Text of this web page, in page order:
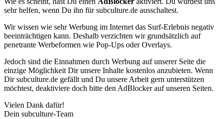
sehr helfen, wenn Du ihn für subculture.de ausschaltest.
Wir wissen wie sehr Werbung im Internet das Surf-Erlebnis negativ
beeinträchtigen kann. Deshalb verzichten wir grundsätzlich auf
penetrante Werbeformen wie Pop-Ups oder Overlays.
Jedoch sind die Einnahmen durch Werbung auf unserer Seite die
einzige Möglichkeit Dir unsere Inhalte kostenlos anzubieten. Wenn
Dir subculture.de gefällt und Du unsere Arbeit gern unterstützen
möchtest, deaktiviere doch bitte den AdBlocker auf unseren Seiten.
Vielen Dank dafür!
Dein subculture-Team